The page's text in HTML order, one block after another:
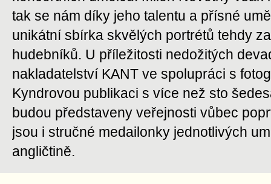
tak se nám díky jeho talentu a přísné
unikátní sbírka skvělých portrétů tehdy
hudebníků. U příležitosti nedožitých
nakladatelství KANT ve spolupráci s
Kyndrovou publikaci s více než sto
budou představeny veřejnosti vůbec
jsou i stručné medailonky jednotlivých
angličtině.